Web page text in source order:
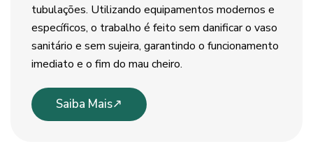
tubulações. Utilizando equipamentos modernos e
específicos, o trabalho é feito sem danificar o vaso
sanitário e sem sujeira, garantindo o funcionamento
imediato e o fim do mau cheiro.
Saiba Mais